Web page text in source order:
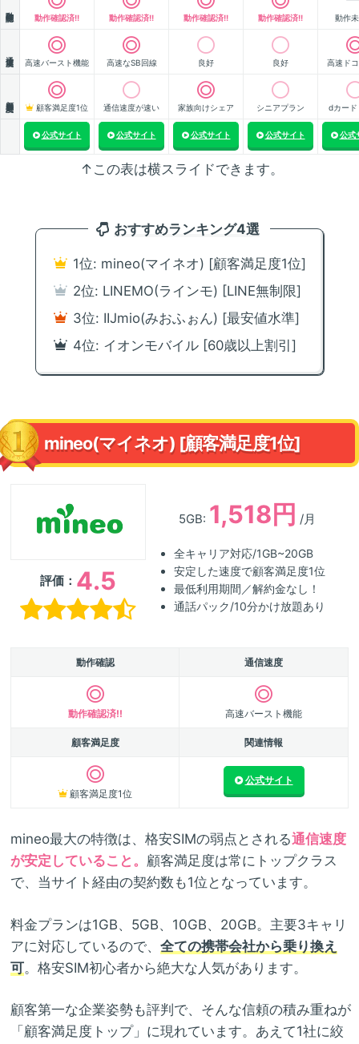
動作確認済!! 動作確認済!! 動作確認済!! 動作確認済!! 動作
高速バースト機能 高速なSB回線 良好 良好 高速ド
顧客満足度1位 通信速度が速い 家族向けシェア シニアプラン dカード
公式サイト 公式サイト 公式サイト 公式サイト 公式
↑この表は横スライドできます。
おすすめランキング4選
1位: mineo(マイネオ) [顧客満足度1位]
2位: LINEMO(ラインモ) [LINE無制限]
3位: IIJmio(みおふぉん) [最安値水準]
4位: イオンモバイル [60歳以上割引]
mineo(マイネオ) [顧客満足度1位]
評価： 4.5
5GB: 1,518円 /月
全キャリア対応/1GB~20GB
安定した速度で顧客満足度1位
最低利用期間／解約金なし！
通話パック/10分かけ放題あり
動作確認 通信速度
動作確認済!! 高速バースト機能
顧客満足度 関連情報
顧客満足度1位
公式サイト
mineo最大の特徴は、格安SIMの弱点とされる通信速度
が安定していること。 顧客満足度は常にトップクラス
で、当サイト経由の契約数も1位となっています。
料金プランは1GB、5GB、10GB、20GB。主要3キャリ
アに対応しているので、 全ての携帯会社から乗り換え
可。格安SIM初心者から絶大な人気があります。
顧客第一な企業姿勢も評判で、そんな信頼の積み重ねが
「顧客満足度トップ」に現れています。あえて1社に絞